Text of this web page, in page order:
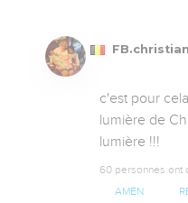
c'est pour
lumière de
lumière !!!
60 personnes ont
AMEN